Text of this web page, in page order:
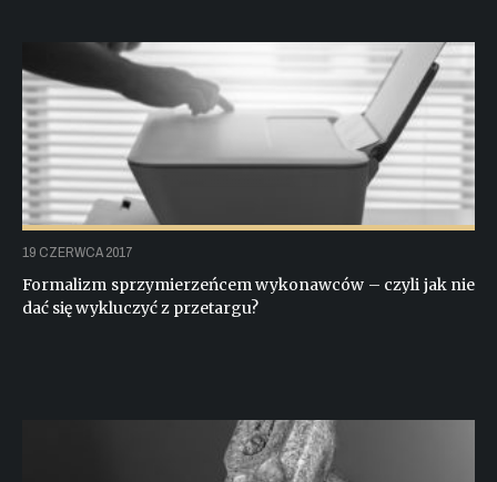
19 CZERWCA 2017
Formalizm sprzymierzeńcem wykonawców – czyli jak nie
dać się wykluczyć z przetargu?